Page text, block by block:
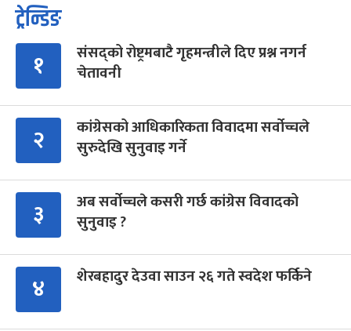
ट्रेन्डिङ
१
संसद्को रोष्ट्रमबाटै गृहमन्त्रीले दिए प्रश्न नगर्न
चेतावनी
२
कांग्रेसको आधिकारिकता विवादमा सर्वोच्चले
सुरुदेखि सुनुवाइ गर्ने
३
अब सर्वोच्चले कसरी गर्छ कांग्रेस विवादको
सुनुवाइ ?
४ शेरबहादुर देउवा साउन २६ गते स्वदेश फर्किने